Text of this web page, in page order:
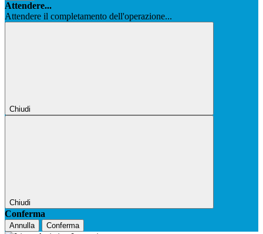
Attendere...
Attendere il completamento dell'operazione...
Chiudi
Chiudi
Conferma
Annulla Conferma